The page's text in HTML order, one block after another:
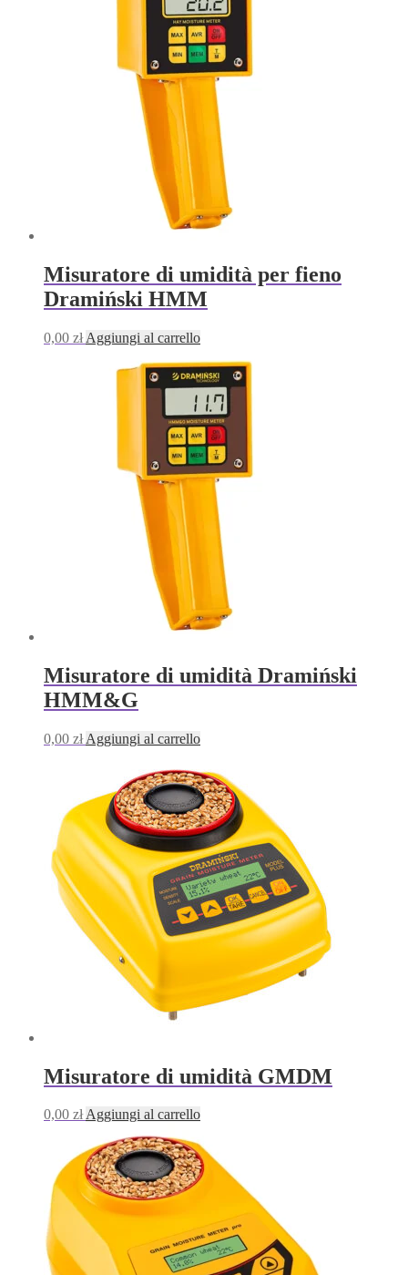
Misuratore di umidità per fieno
Dramiński HMM
0,00 zł Aggiungi al carrello
Misuratore di umidità Dramiński
HMM&G
0,00 zł Aggiungi al carrello
Misuratore di umidità GMDM
0,00 złAggiungi al carrello